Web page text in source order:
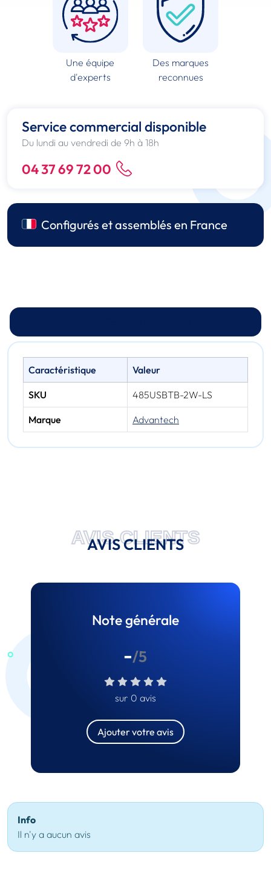
Une équipe
d'experts
Des marques
reconnues
Service commercial disponible
Du lundi au vendredi de 9h à 18h
04 37 69 72 00
Configurés et assemblés en France
Caractéristique Valeur
SKU 485USBTB-2W-LS
Marque Advantech
AVIS CLIENTS
AVIS CLIENTS
Note générale
-/5
sur 0 avis
Ajouter votre avis
Info
Il n'y a aucun avis